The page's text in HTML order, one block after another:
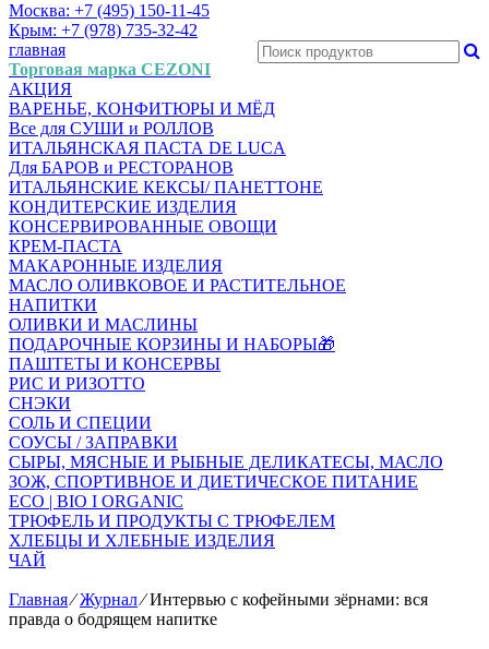
Москва: +7 (495) 150-11-45
Крым: +7 (978) 735-32-42
главная
Торговая марка CEZONI
АКЦИЯ
ВАРЕНЬЕ, КОНФИТЮРЫ И МЁД
Все для СУШИ и РОЛЛОВ
ИТАЛЬЯНСКАЯ ПАСТА DE LUCA
Для БАРОВ и РЕСТОРАНОВ
ИТАЛЬЯНСКИЕ КЕКСЫ/ ПАНЕТТОНЕ
КОНДИТЕРСКИЕ ИЗДЕЛИЯ
КОНСЕРВИРОВАННЫЕ ОВОЩИ
КРЕМ-ПАСТА
МАКАРОННЫЕ ИЗДЕЛИЯ
МАСЛО ОЛИВКОВОЕ И РАСТИТЕЛЬНОЕ
НАПИТКИ
ОЛИВКИ И МАСЛИНЫ
ПОДАРОЧНЫЕ КОРЗИНЫ И НАБОРЫ🎁
ПАШТЕТЫ И КОНСЕРВЫ
РИС И РИЗОТТО
СНЭКИ
СОЛЬ И СПЕЦИИ
СОУСЫ / ЗАПРАВКИ
СЫРЫ, МЯСНЫЕ И РЫБНЫЕ ДЕЛИКАТЕСЫ, МАСЛО
ЗОЖ, СПОРТИВНОЕ И ДИЕТИЧЕСКОЕ ПИТАНИЕ
ECO | BIO I ORGANIC
ТРЮФЕЛЬ И ПРОДУКТЫ С ТРЮФЕЛЕМ
ХЛЕБЦЫ И ХЛЕБНЫЕ ИЗДЕЛИЯ
ЧАЙ
Главная⁄Журнал⁄Интервью с кофейными зёрнами: вся
правда о бодрящем напитке